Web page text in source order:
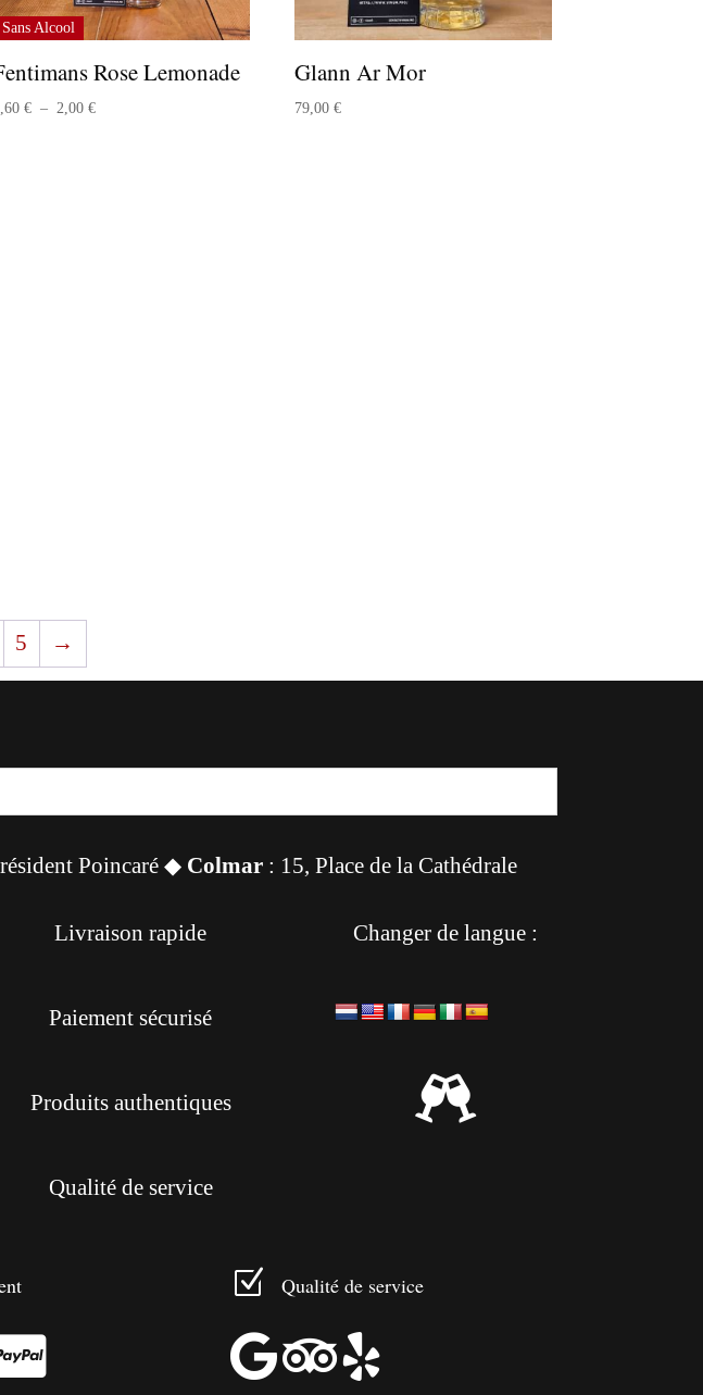
Sans Alcool
Rose Lemonade
€ – 2,00€Plage
Glann Ar Mor
79,00€
5 →
Poincaré ◆ Colmar : 15, Place de la Cathédrale
Livraison rapide
Paiement sécurisé
Produits authentiques
Qualité de service
Changer de langue :

Z Qualité de service
